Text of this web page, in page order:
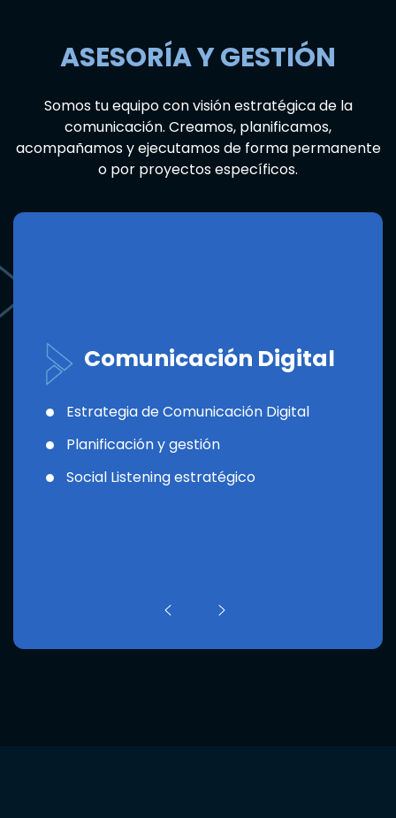
ASESORÍA Y GESTIÓN
Somos tu equipo con visión estratégica de la
comunicación. Creamos, planificamos,
acompañamos y ejecutamos de forma permanente
o por proyectos específicos.
Comunicación Digital
Estrategia de Comunicación Digital
Planificación y gestión
Social Listening estratégico